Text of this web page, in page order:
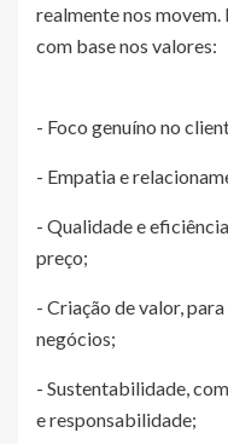
realmente nos
com base nos valores:
- Foco genuíno no
- Empatia e
- Qualidade e
preço;
- Criação de valor,
negócios;
- Sustentabilidade,
e responsabilidade;